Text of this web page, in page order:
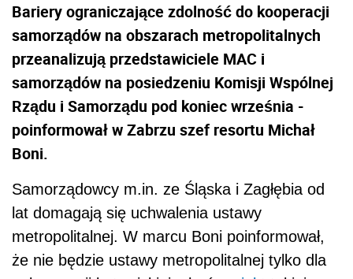
Bariery ograniczające zdolność do kooperacji
samorządów na obszarach metropolitalnych
przeanalizują przedstawiciele MAC i
samorządów na posiedzeniu Komisji Wspólnej
Rządu i Samorządu pod koniec września -
poinformował w Zabrzu szef resortu Michał
Boni.
Samorządowcy m.in. ze Śląska i Zagłębia od
lat domagają się uchwalenia ustawy
metropolitalnej. W marcu Boni poinformował,
że nie będzie ustawy metropolitalnej tylko dla